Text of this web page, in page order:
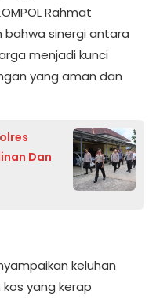
Rahmat
bahwa sinergi antara
menjadi kunci
yang aman dan
Dan
keluhan
yang kerap